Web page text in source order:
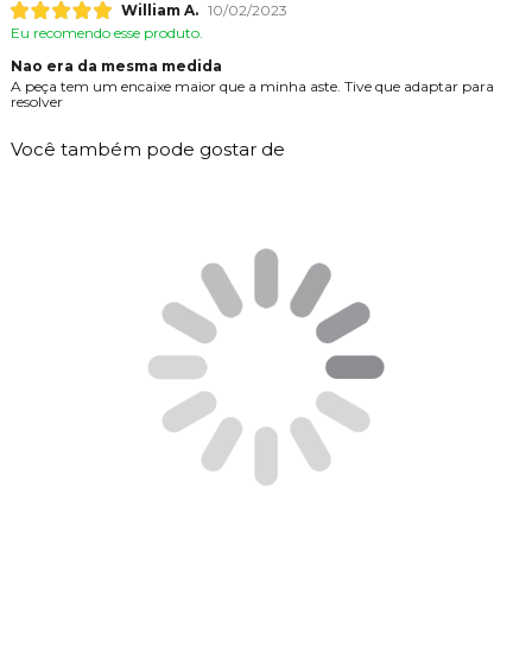
William A. 10/02/2023
Eu recomendo esse produto.
Nao era da mesma medida
A peça tem um encaixe maior que a minha aste. Tive que adaptar para
resolver
Você também pode gostar de